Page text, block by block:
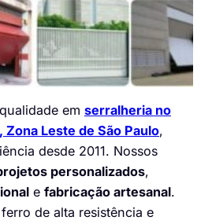
em serralheria no
Zona Leste de São Paulo,
desde 2011. Nossos
personalizados,
e fabricação artesanal.
de alta resistência e